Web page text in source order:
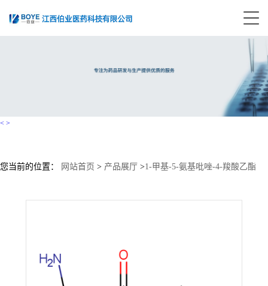
< >
您当前的位置： 网站首页 > 产品展厅 >1-甲基-5-氨基吡唑-4-羧酸乙酯